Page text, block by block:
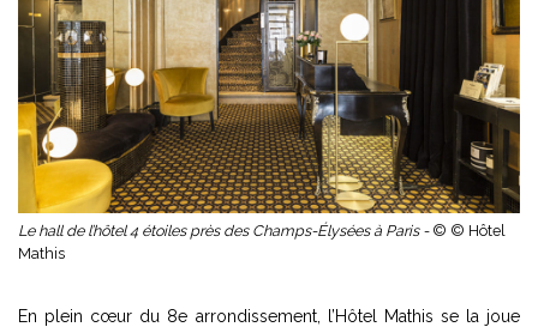
Le hall de l’hôtel 4 étoiles près des Champs-Élysées à Paris - © © Hôtel
Mathis
En plein cœur du 8e arrondissement, l’Hôtel Mathis se la joue